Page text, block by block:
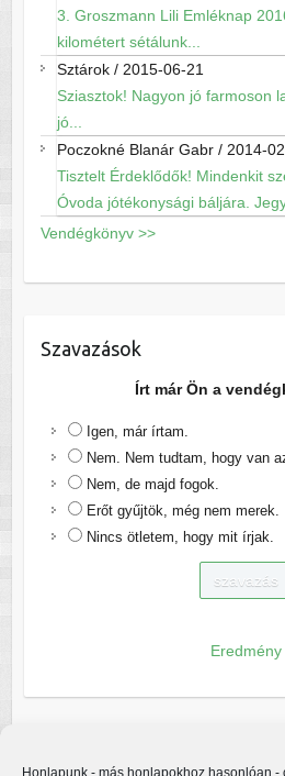
Honlapunk - más honlapokhoz hasonlóan -
3. Groszmann Lili Emléknap
kilométert sétálunk...
Sztárok/ 2015-06-21
Sziasztok! Nagyon jó farmoson
jó...
Poczokné Blanár Gabr/ 2014-
Tisztelt Érdeklődők! Mindenkit
Óvoda jótékonysági báljára.
Vendégkönyv >>
Szavazások
Írt már Ön a
Igen, már írtam.
Nem. Nem tudtam, hogy van
Nem, de majd fogok.
Erőt gyűjtök, még nem merek.
Nincs ötletem, hogy mit írjak.
Eredmény